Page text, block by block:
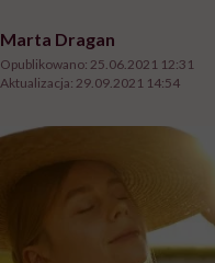
Marta Dragan
Opublikowano: 25.06.2021 12:31
Aktualizacja: 29.09.2021 14:54